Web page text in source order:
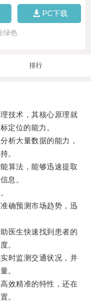
PC下载
绿色
排行
技术，其核心原理就
定位的能力。
大量数据的能力，
。
算法，能够迅速提取
息。
确预测市场趋势，迅
医生快速找到患者的
。
时监测交通状况，并
。
效精准的特性，还在
。